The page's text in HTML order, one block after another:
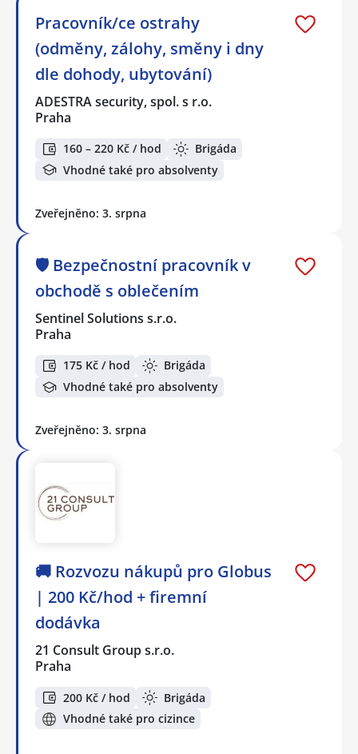
Pracovník/ce ostrahy
(odměny, zálohy, směny i dny
dle dohody, ubytování)
ADESTRA security, spol. s r.o.
Praha
160 – 220 Kč / hod
Brigáda
Vhodné také pro absolventy
Zveřejněno: 3. srpna
🛡️ Bezpečnostní pracovník v
obchodě s oblečením
Sentinel Solutions s.r.o.
Praha
175 Kč / hod
Brigáda
Vhodné také pro absolventy
Zveřejněno: 3. srpna
🚚 Rozvozu nákupů pro Globus
| 200 Kč/hod + firemní
dodávka
21 Consult Group s.r.o.
Praha
200 Kč / hod
Brigáda
Vhodné také pro cizince